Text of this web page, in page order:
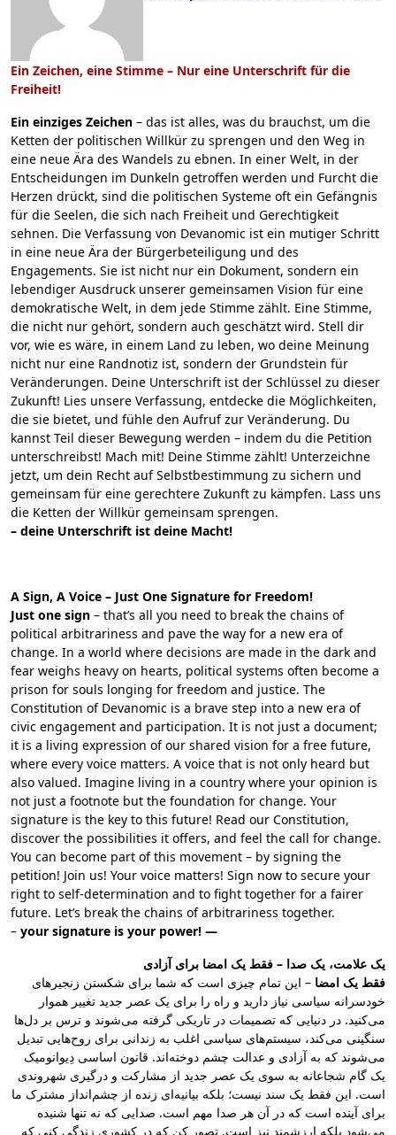
Ein Zeichen, eine Stimme – Nur eine Unterschrift für die
Freiheit!
Ein einziges Zeichen – das ist alles, was du brauchst, um die
Ketten der politischen Willkür zu sprengen und den Weg in
eine neue Ära des Wandels zu ebnen. In einer Welt, in der
Entscheidungen im Dunkeln getroffen werden und Furcht die
Herzen drückt, sind die politischen Systeme oft ein Gefängnis
für die Seelen, die sich nach Freiheit und Gerechtigkeit
sehnen. Die Verfassung von Devanomic ist ein mutiger Schritt
in eine neue Ära der Bürgerbeteiligung und des
Engagements. Sie ist nicht nur ein Dokument, sondern ein
lebendiger Ausdruck unserer gemeinsamen Vision für eine
demokratische Welt, in dem jede Stimme zählt. Eine Stimme,
die nicht nur gehört, sondern auch geschätzt wird. Stell dir
vor, wie es wäre, in einem Land zu leben, wo deine Meinung
nicht nur eine Randnotiz ist, sondern der Grundstein für
Veränderungen. Deine Unterschrift ist der Schlüssel zu dieser
Zukunft! Lies unsere Verfassung, entdecke die Möglichkeiten,
die sie bietet, und fühle den Aufruf zur Veränderung. Du
kannst Teil dieser Bewegung werden – indem du die Petition
unterschreibst! Mach mit! Deine Stimme zählt! Unterzeichne
jetzt, um dein Recht auf Selbstbestimmung zu sichern und
gemeinsam für eine gerechtere Zukunft zu kämpfen. Lass uns
die Ketten der Willkür gemeinsam sprengen.
– deine Unterschrift ist deine Macht!
A Sign, A Voice – Just One Signature for Freedom!
Just one sign – that’s all you need to break the chains of
political arbitrariness and pave the way for a new era of
change. In a world where decisions are made in the dark and
fear weighs heavy on hearts, political systems often become a
prison for souls longing for freedom and justice. The
Constitution of Devanomic is a brave step into a new era of
civic engagement and participation. It is not just a document;
it is a living expression of our shared vision for a free future,
where every voice matters. A voice that is not only heard but
also valued. Imagine living in a country where your opinion is
not just a footnote but the foundation for change. Your
signature is the key to this future! Read our Constitution,
discover the possibilities it offers, and feel the call for change.
You can become part of this movement – by signing the
petition! Join us! Your voice matters! Sign now to secure your
right to self-determination and to fight together for a fairer
future. Let’s break the chains of arbitrariness together.
– your signature is your power! —
یک علامت، یک صدا – فقط یک امضا برای آزادی
فقط یک امضا – این تمام چیزی است که شما برای شکستن زنجیرهای
خودسرانه سیاسی نیاز دارید و راه را برای یک عصر جدید تغییر هموار
می‌کنید. در دنیایی که تصمیمات در تاریکی گرفته می‌شوند و ترس بر دل‌ها
سنگینی می‌کند، سیستم‌های سیاسی اغلب به زندانی برای روح‌هایی تبدیل
می‌شوند که به آزادی و عدالت چشم دوخته‌اند. قانون اساسی دِیوانومیک
یک گام شجاعانه به سوی یک عصر جدید از مشارکت و درگیری شهروندی
است. این فقط یک سند نیست؛ بلکه بیانیه‌ای زنده از چشم‌انداز مشترک ما
برای آینده است که در آن هر صدا مهم است. صدایی که نه تنها شنیده
می‌شود بلکه ارزشمند نیز است. تصور کن که در کشوری زندگی کنی که